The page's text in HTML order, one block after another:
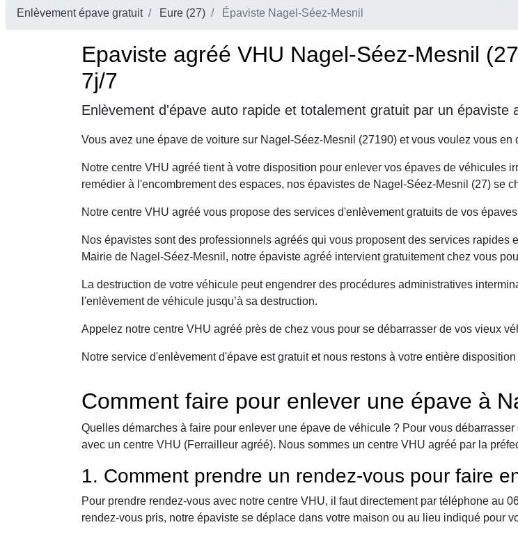
Enlèvement épave gratuit Eure (27) Épaviste Nagel-Séez-Mesnil
Epaviste agréé VHU Nagel-Séez-Mesnil
7j/7
Enlèvement d'épave auto rapide et totalement gratuit par un épaviste
Vous avez une épave de voiture sur Nagel-Séez-Mesnil (27190) et vous voulez vous en
Notre centre VHU agréé tient à votre disposition pour enlever vos épaves de véhicules
remédier à l'encombrement des espaces, nos épavistes de Nagel-Séez-Mesnil (27) se
Notre centre VHU agréé vous propose des services d'enlèvement gratuits de vos
Nos épavistes sont des professionnels agréés qui vous proposent des services
Mairie de Nagel-Séez-Mesnil, notre épaviste agréé intervient gratuitement chez vous
La destruction de votre véhicule peut engendrer des procédures administratives
l'enlèvement de véhicule jusqu’à sa destruction.
Appelez notre centre VHU agréé près de chez vous pour se débarrasser de vos vieux
Notre service d'enlèvement d'épave est gratuit et nous restons à votre entière
Comment faire pour enlever une épave à
Quelles démarches à faire pour enlever une épave de véhicule ? Pour vous
avec un centre VHU (Ferrailleur agréé). Nous sommes un centre VHU agréé par la
1. Comment prendre un rendez-vous pour faire
Pour prendre rendez-vous avec notre centre VHU, il faut directement par téléphone au
rendez-vous pris, notre épaviste se déplace dans votre maison ou au lieu indiqué pour